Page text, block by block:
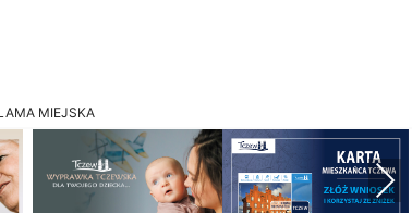
MIEJSKA
Next